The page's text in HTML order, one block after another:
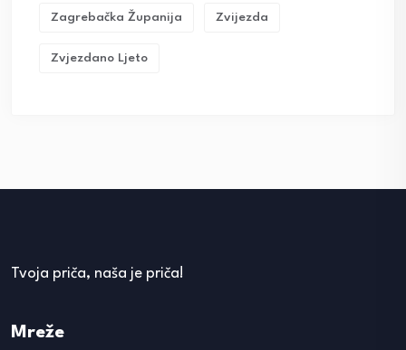
Zagrebačka Županija Zvijezda
Zvjezdano Ljeto
Tvoja priča, naša je priča!
Mreže